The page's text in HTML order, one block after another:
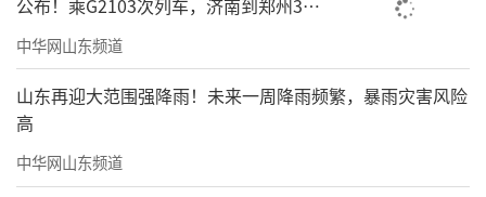
时到达
中华网山东频道
山东再迎大范围强降雨！未来一周降雨频繁，暴雨灾害风险
高
中华网山东频道